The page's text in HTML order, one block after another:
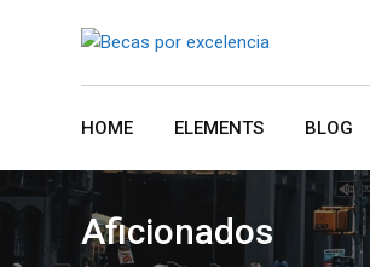
HOME ELEMENTS BLOG
Aficionados